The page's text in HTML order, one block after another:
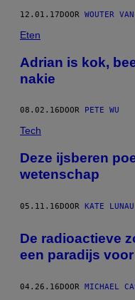
12.01.17DOOR WOUTER
Eten
Adrian is kok,
nakie
08.02.16 DOOR PETE WU
Tech
Deze ijsberen
wetenschap
05.11.16DOOR KATE LUNAU
De radioactieve
een paradijs
04.26.16DOOR MICHAEL